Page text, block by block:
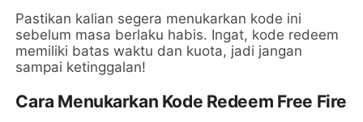
Pastikan kalian segera menukarkan kode ini
sebelum masa berlaku habis. Ingat, kode redeem
memiliki batas waktu dan kuota, jadi jangan
sampai ketinggalan!
Cara Menukarkan Kode Redeem Free Fire